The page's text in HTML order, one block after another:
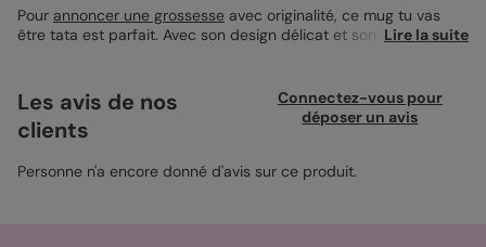
Pour annoncer une grossesse avec originalité, ce mug tu vas
être tata est parfait. Avec son design délicat et son message
spécial avec une touche personnelle. Laissez un souvenir
inoubliable en personnalisant avec un petit mot doux ou une
date marquante. Ce cadeau significatif s'intègre parfaitement
qui vous ressemble.
Lire la suite
Les avis de nos
clients
Connectez-vous pour
déposer un avis
Personne n'a encore donné d'avis sur ce produit.